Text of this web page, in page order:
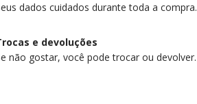
dados cuidados durante toda a compra.
e devoluções
não gostar, você pode trocar ou devolver.